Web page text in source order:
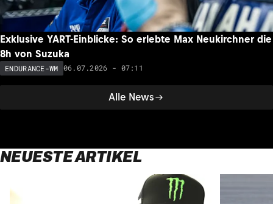
Alle News
Exklusive YART-Einblicke: So erlebte Max Neukirchner die
8h von Suzuka
ENDURANCE-WM 06.07.2026 - 07:11
NEUESTE ARTIKEL